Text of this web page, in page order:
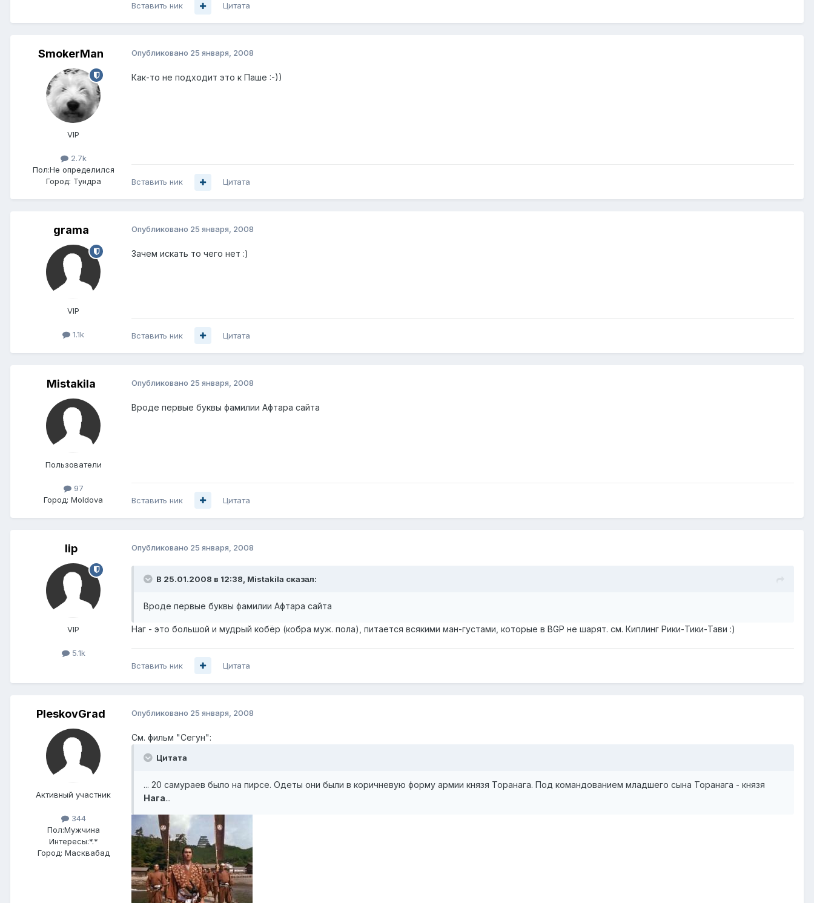
Вставить ник Цитата
SmokerMan
VIP
2.7k
Пол:Не определился
Город: Тундра
Опубликовано 25 января, 2008
Как-то не подходит это к Паше :-))
Вставить ник Цитата
grama
VIP
1.1k
Опубликовано 25 января, 2008
Зачем искать то чего нет :)
Вставить ник Цитата
Mistakila
Пользователи
97
Город: Moldova
Опубликовано 25 января, 2008
Вроде первые буквы фамилии Афтара сайта
Вставить ник Цитата
lip
VIP
5.1k
Опубликовано 25 января, 2008
В 25.01.2008 в 12:38, Mistakila сказал:
Вроде первые буквы фамилии Афтара сайта
Наг - это большой и мудрый кобёр (кобра муж. пола), питается всякими ман-густами, которые в BGP не шарят. см. Киплинг Рики-Тики-Тави :)
Вставить ник Цитата
PleskovGrad
Активный участник
344
Пол:Мужчина
Интересы:*.*
Город: Масквабад
Опубликовано 25 января, 2008
См. фильм "Сегун":
Цитата
... 20 самураев было на пирсе. Одеты они были в коричневую форму армии князя Торанага. Под командованием младшего сына Торанага - князя
Нага...